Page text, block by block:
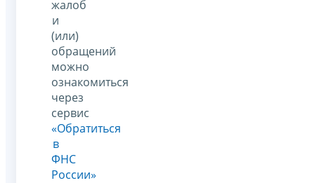
жалоб
и
(или)
обращений
можно
ознакомиться
через
сервис
«Обратиться
в
ФНС
России»